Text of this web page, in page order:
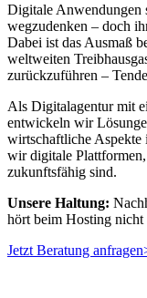
Digitale Anwendungen
wegzudenken – doch
Dabei ist das Ausmaß
weltweiten
zurückzuführen –
Als Digitalagentur mit
entwickeln wir
wirtschaftliche Aspekte
wir digitale Plattformen,
zukunftsfähig sind.
Unsere Haltung:
hört beim Hosting nicht
Jetzt Beratung anfragen